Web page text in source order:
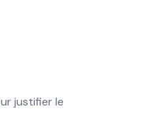
justifier le